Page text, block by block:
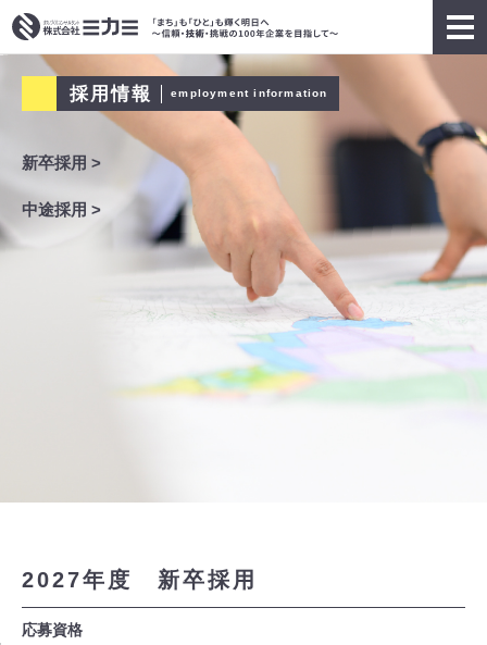
採用情報 employment information
新卒採用 >
中途採用 >
2027年度 新卒採用
応募資格